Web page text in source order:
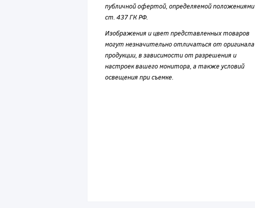
публичной офертой, определяемой положениями
ст. 437 ГК РФ.
Изображения и цвет представленных товаров
могут незначительно отличаться от оригинала
продукции, в зависимости от разрешения и
настроек вашего монитора, а также условий
освещения при съемке.